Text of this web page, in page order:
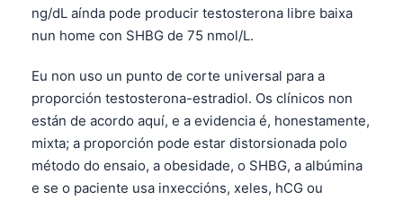
ng/dL aínda pode producir testosterona libre baixa
nun home con SHBG de 75 nmol/L.
Eu non uso un punto de corte universal para a
proporción testosterona-estradiol. Os clínicos non
están de acordo aquí, e a evidencia é, honestamente,
mixta; a proporción pode estar distorsionada polo
método do ensaio, a obesidade, o SHBG, a albúmina
e se o paciente usa inxeccións, xeles, hCG ou